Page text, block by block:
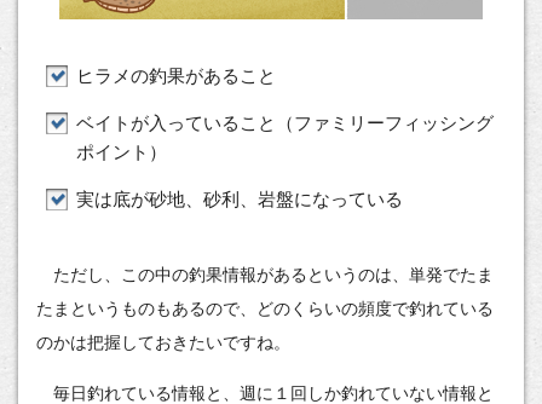
ヒラメの釣果があること
ベイトが入っていること（ファミリーフィッシング
ポイント）
実は底が砂地、砂利、岩盤になっている
ただし、この中の釣果情報があるというのは、単発でたま
たまというものもあるので、どのくらいの頻度で釣れている
のかは把握しておきたいですね。
毎日釣れている情報と、週に１回しか釣れていない情報と